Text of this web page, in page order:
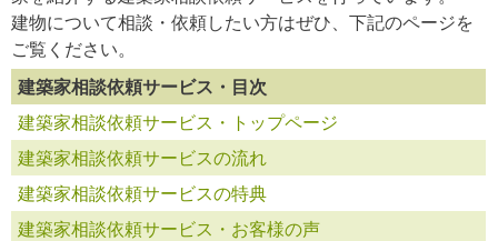
建物について相談・依頼したい方はぜひ、下記のページを
ご覧ください。
建築家相談依頼サービス・目次
建築家相談依頼サービス・トップページ
建築家相談依頼サービスの流れ
建築家相談依頼サービスの特典
建築家相談依頼サービス・お客様の声